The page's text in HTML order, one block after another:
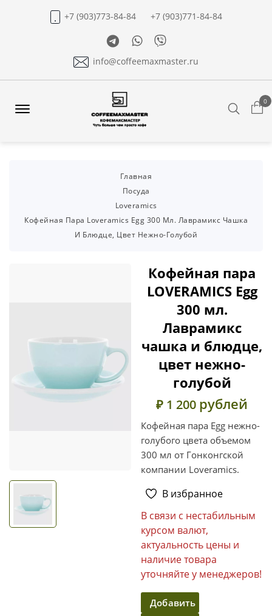
+7 (903)773-84-84
+7 (903)771-84-84
TelegramWhatsapp
Viber
info@coffeemaxmaster.ru
0
Главная
Посуда
Loveramics
Кофейная Пара Loveramics Egg 300 Мл. Лаврамикс Чашка
И Блюдце, Цвет Нежно-Голубой
Кофейная пара
LOVERAMICS Egg
300 мл.
Лаврамикс
чашка и блюдце,
цвет нежно-
голубой
₽ 1 200 рублей
Кофейная пара Egg нежно-
голубого цвета объемом
300 мл от Гонконгской
компании Loveramics.
В избранное
В связи с нестабильным
курсом валют,
актуальность цены и
наличие товара
уточняйте у менеджеров!
Добавить